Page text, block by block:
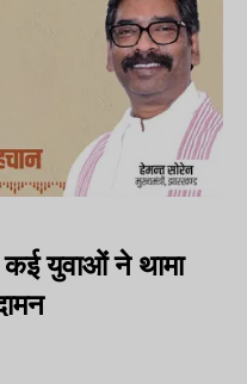
युवाओं ने थामा